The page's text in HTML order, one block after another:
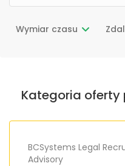
Wymiar czasu
Kategoria oferty
BCSystems Legal
Advisory